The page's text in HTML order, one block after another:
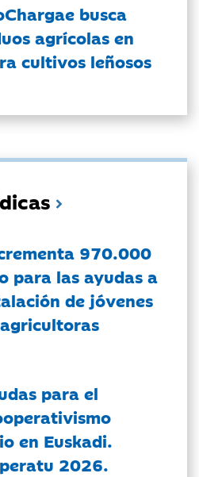
busca
agrícolas en
cultivos leñosos
970.000
para las ayudas a
de jóvenes
para el
en Euskadi.
2026.